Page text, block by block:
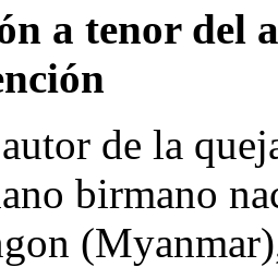
a tenor del
de la
birmano